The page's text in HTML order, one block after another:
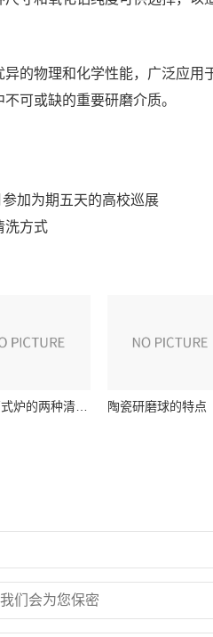
异的物理和化学性能，广泛应用
可或缺的重要研磨介质。
加为期五天的高校巡展
洗方式
陶瓷研磨球的特点